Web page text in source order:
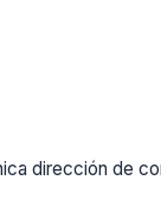
dirección de